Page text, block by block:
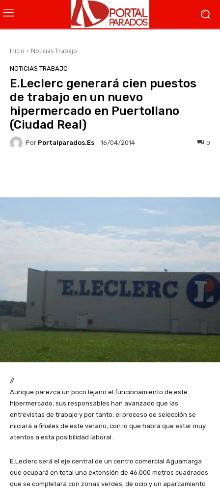
Inicio Noticias Trabajo
NOTICIAS TRABAJO
E.Leclerc generará cien puestos
de trabajo en un nuevo
hipermercado en Puertollano
(Ciudad Real)
Por Portalparados.es 16/04/2014 0
//
Aunque parezca un poco lejano el funcionamiento de este
hipermercado, sus responsables han avanzado que las
entrevistas de trabajo y por tanto, el proceso de selección se
iniciará a finales de este verano, con lo que habrá que estar muy
atentos a esta posibilidad laboral.
E.Leclerc será el eje central de un centro comercial Aguamarga
que ocupará en total una extensión de 46.000 metros cuadrados
que se completará con zonas verdes, de ocio y un aparcamiento